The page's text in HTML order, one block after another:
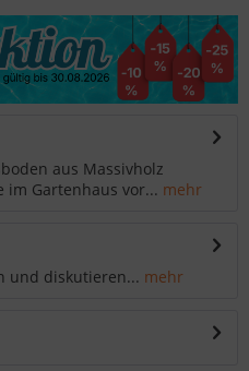
aus Massivholz
im Gartenhaus vor... mehr
und diskutieren... mehr